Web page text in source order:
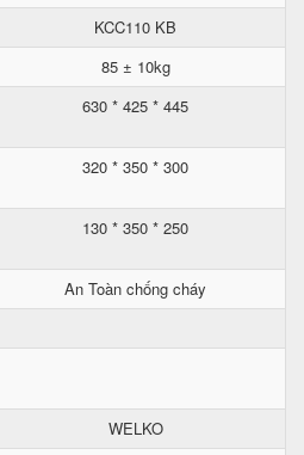
KCC110 KB
85 ± 10kg
630 * 425 * 445
320 * 350 * 300
130 * 350 * 250
An Toàn chống cháy
WELKO